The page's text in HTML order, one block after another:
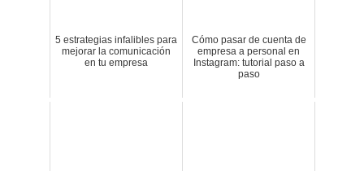
5 estrategias infalibles para
mejorar la comunicación
en tu empresa
Cómo pasar de cuenta de
empresa a personal en
Instagram: tutorial paso a
paso